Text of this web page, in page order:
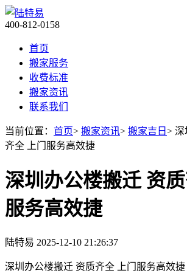
400-812-0158
首页
搬家服务
收费标准
搬家资讯
联系我们
当前位置： 首页> 搬家资讯> 搬家吉日 > 深
齐全 上门服务高效捷
深圳办公楼搬迁 资
服务高效捷
陆特易 2025-12-10 21:26:37
深圳办公楼搬迁 资质齐全 上门服务高效捷